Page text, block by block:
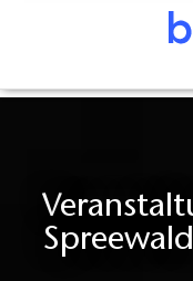
Veranstaltungen im
Spreewald